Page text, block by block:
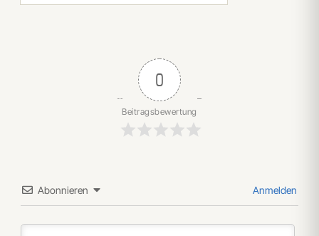
0
Beitragsbewertung
Abonnieren Anmelden